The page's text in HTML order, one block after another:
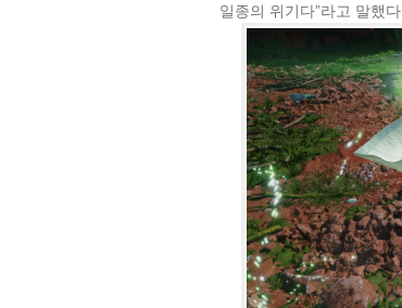
일종의 위기다”라고 말했다.